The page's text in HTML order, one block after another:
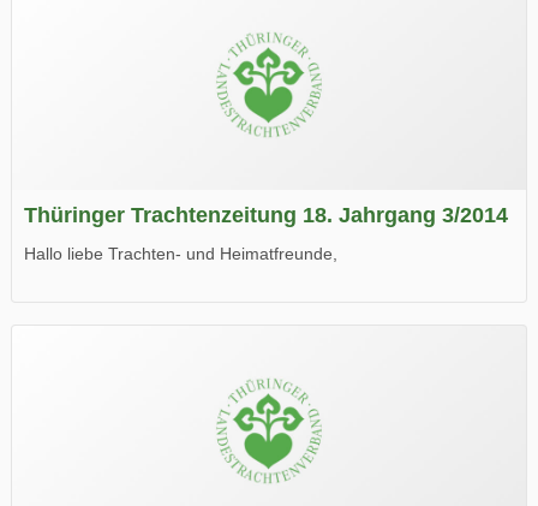
Thüringer Trachtenzeitung 18. Jahrgang 3/2014
Hallo liebe Trachten- und Heimatfreunde,
Wir wünschen Euch viel Spaß beim Lesen.